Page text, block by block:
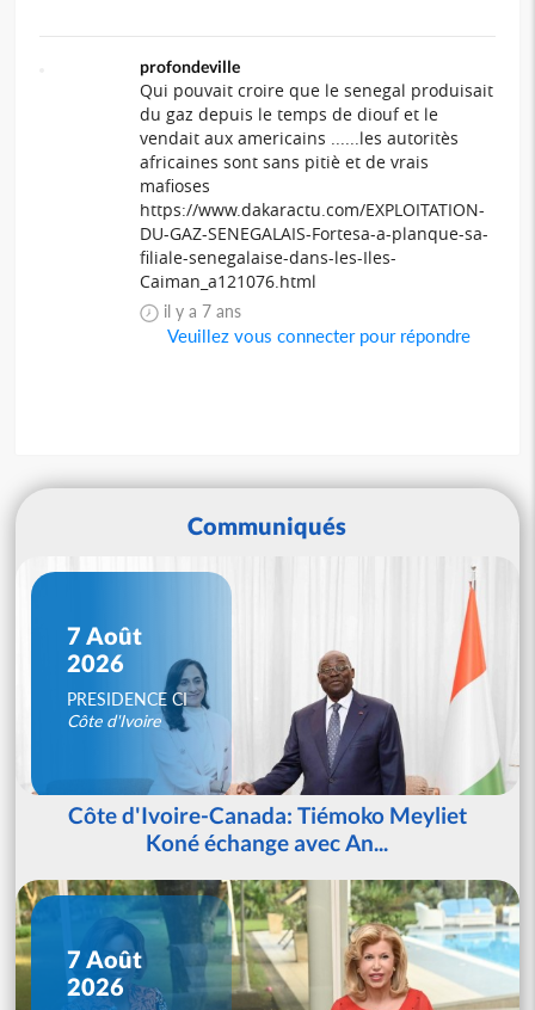
profondeville
Qui pouvait croire que le senegal produisait
du gaz depuis le temps de diouf et le
vendait aux americains ......les autoritès
africaines sont sans pitiè et de vrais
mafioses
https://www.dakaractu.com/EXPLOITATION-
DU-GAZ-SENEGALAIS-Fortesa-a-planque-sa-
filiale-senegalaise-dans-les-Iles-
Caiman_a121076.html
il y a 7 ans
Veuillez vous connecter pour répondre
Communiqués
7 Août
2026
PRESIDENCE CI
Côte d'Ivoire
Côte d'Ivoire-Canada: Tiémoko Meyliet
Koné échange avec An...
7 Août
2026